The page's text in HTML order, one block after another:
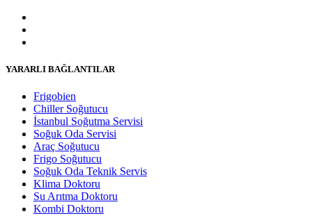
YARARLI BAĞLANTILAR
Frigobien
Chiller Soğutucu
İstanbul Soğutma Servisi
Soğuk Oda Servisi
Araç Soğutucu
Frigo Soğutucu
Soğuk Oda Teknik Servis
Klima Doktoru
Su Arıtma Doktoru
Kombi Doktoru